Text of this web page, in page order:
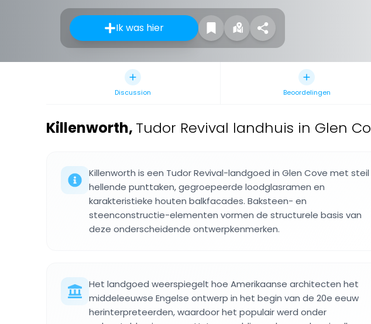
Ik was hier
Discussion Beoordelingen
Killenworth, Tudor Revival landhuis in Glen
Killenworth is een Tudor Revival-landgoed in Glen Cove met steil
hellende punttaken, gegroepeerde loodglasramen en
karakteristieke houten balkfacades. Baksteen- en
steenconstructie-elementen vormen de structurele basis van
deze onderscheidende ontwerpkenmerken.
Het landgoed weerspiegelt hoe Amerikaanse architecten het
middeleeuwse Engelse ontwerp in het begin van de 20e eeuw
herinterpreteerden, waardoor het populair werd onder